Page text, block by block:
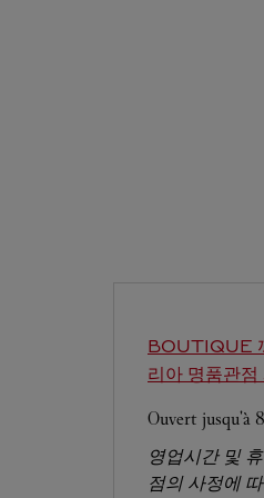
BOUTIQUE
리아 명품관점
Ouvert jusqu'à
영업시간 및
점의 사정에